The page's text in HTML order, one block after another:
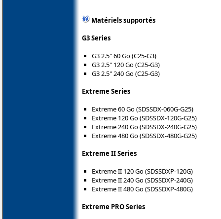
Matériels supportés
G3 Series
G3 2.5" 60 Go (C25-G3)
G3 2.5" 120 Go (C25-G3)
G3 2.5" 240 Go (C25-G3)
Extreme Series
Extreme 60 Go (SDSSDX-060G-G25)
Extreme 120 Go (SDSSDX-120G-G25)
Extreme 240 Go (SDSSDX-240G-G25)
Extreme 480 Go (SDSSDX-480G-G25)
Extreme II Series
Extreme II 120 Go (SDSSDXP-120G)
Extreme II 240 Go (SDSSDXP-240G)
Extreme II 480 Go (SDSSDXP-480G)
Extreme PRO Series